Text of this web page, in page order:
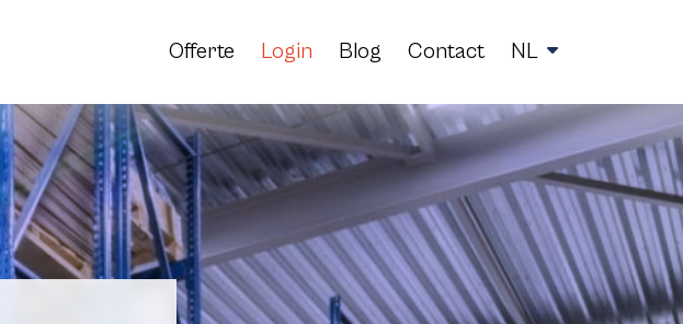
Offerte Login Blog Contact NL